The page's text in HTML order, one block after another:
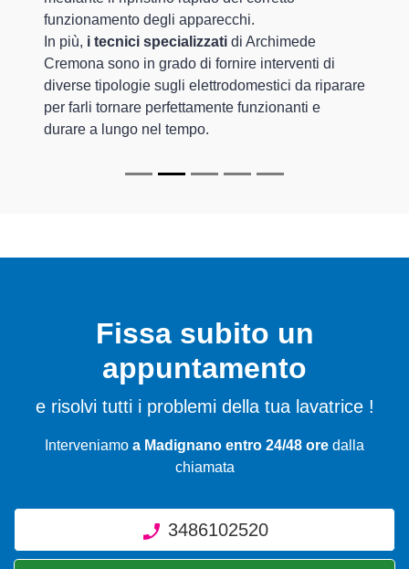
funzionamento degli apparecchi.
In più, i tecnici specializzati di Archimede
Cremona sono in grado di fornire interventi di
diverse tipologie sugli elettrodomestici da riparare
per farli tornare perfettamente funzionanti e
durare a lungo nel tempo.
Fissa subito un
appuntamento
e risolvi tutti i problemi della tua lavatrice !
Interveniamo a Madignano entro 24/48 ore dalla
chiamata
3486102520